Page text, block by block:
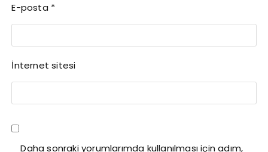
E-posta *
İnternet sitesi
Daha sonraki yorumlarımda kullanılması için adım,